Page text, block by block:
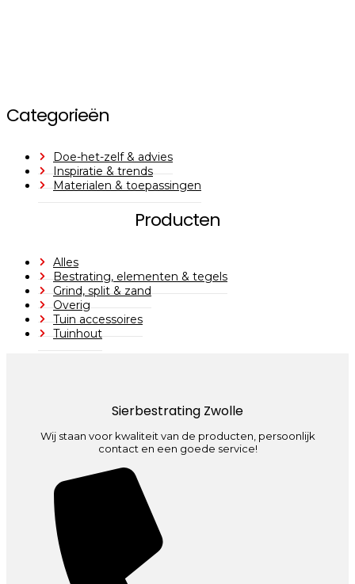
Categorieën
Doe-het-zelf & advies
Inspiratie & trends
Materialen & toepassingen
Producten
Alles
Bestrating, elementen & tegels
Grind, split & zand
Overig
Tuin accessoires
Tuinhout
Sierbestrating Zwolle
Wij staan voor kwaliteit van de producten, persoonlijk
contact en een goede service!